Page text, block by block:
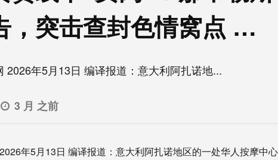
，突击查封色情窝点 …
2026年5月13日 编译报道：意大利阿扎诺地...
3 月 之前
年5月13日 编译报道：意大利阿扎诺地区的一处华人按摩中